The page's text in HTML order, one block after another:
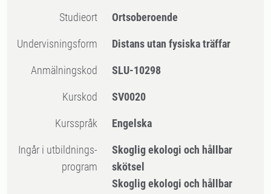
Studieort Ortsoberoende
Undervisningsform Distans utan fysiska träffar
Anmälningskod SLU-10298
Kurskod SV0020
Kursspråk Engelska
Ingår i utbildnings-
program
Skoglig ekologi och hållbar
skötsel
Skoglig ekologi och hållbar